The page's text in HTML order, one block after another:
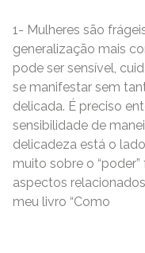
1- Mulheres são
generalização mais
pode ser sensível,
se manifestar sem
delicada. É preciso
sensibilidade de
delicadeza está o
muito sobre o
aspectos
meu livro “Como